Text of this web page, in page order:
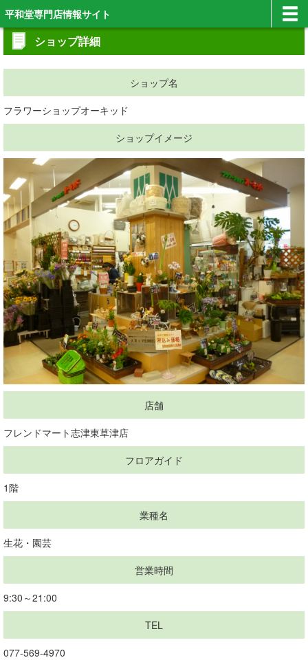
平和堂専門店情報サイト
ショップ詳細
ショップ名
フラワーショップオーキッド
ショップイメージ
店舗
フレンドマート志津東草津店
フロアガイド
1階
業種名
生花・園芸
営業時間
9:30～21:00
TEL
077-569-4970